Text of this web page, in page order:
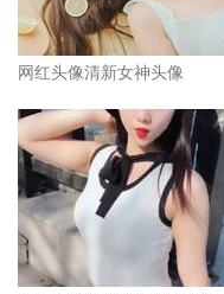
网红头像清新女神头像